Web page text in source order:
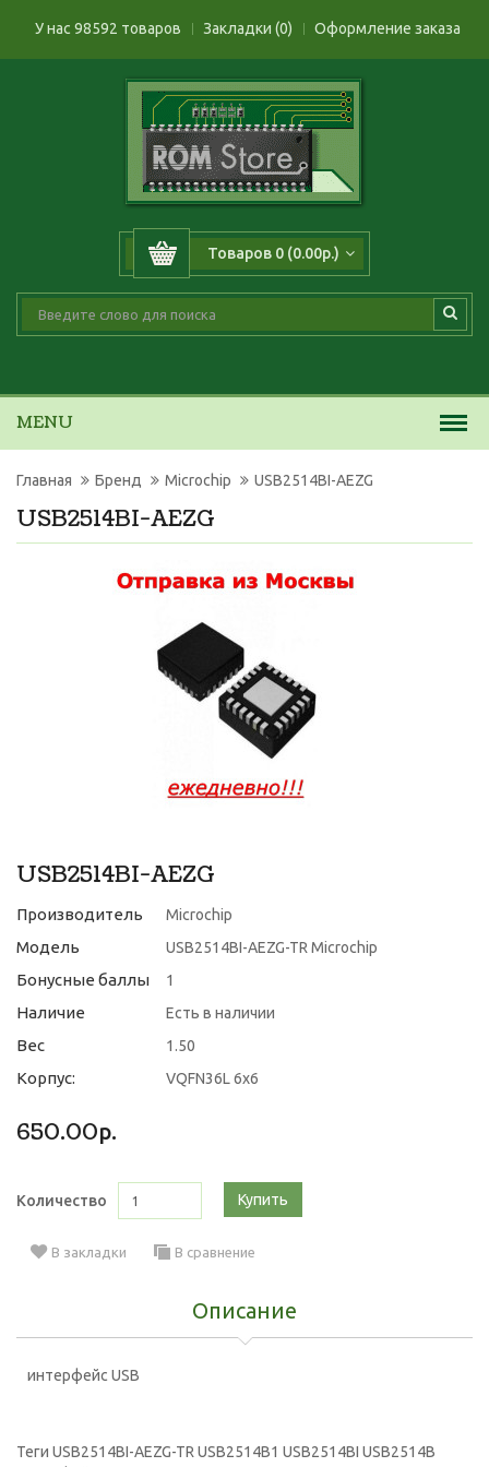
У нас 98592 товаров Закладки (0) Оформление заказа
Товаров 0 (0.00р.)
MENU
USB2514BI-AEZG
Главная Бренд Microchip USB2514BI-AEZG
USB2514BI-AEZG
Производитель Microchip
Модель USB2514BI-AEZG-TR Microchip
Бонусные баллы 1
Наличие Есть в наличии
Вес 1.50
Корпус: VQFN36L 6x6
650.00р.
Количество Купить
В закладки В сравнение
Описание
интерфейс USB
Теги USB2514BI-AEZG-TR USB2514B1 USB2514BI USB2514B